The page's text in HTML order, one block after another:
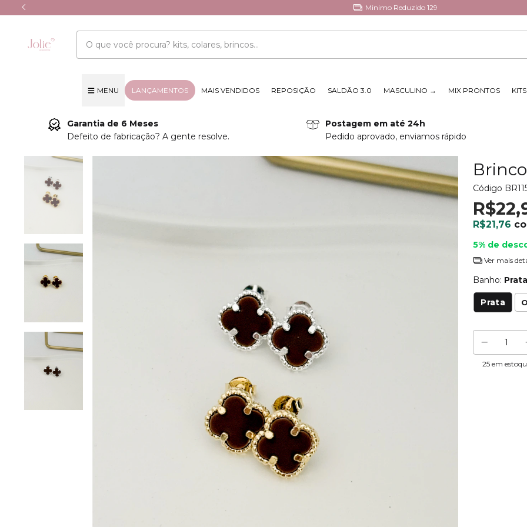
Minimo Reduzido 129
MENU LANÇAMENTOS MAIS VENDIDOS REPOSIÇÃO SALDÃO 3.0 MASCULINO → MIX PRONTOS
Garantia de 6 Meses
Defeito de fabricação? A gente resolve.
Postagem em até 24h
Pedido aprovado, enviamos rápido
Código
R$21,76
5% de
Ver mais
Banho: Prata
Prata
25 em